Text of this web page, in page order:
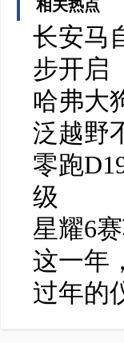
相关热点
长安马
步开启
哈弗大
泛越野
零跑
级
星耀6
这一年
过年的